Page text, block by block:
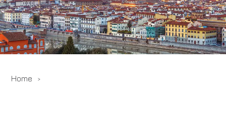
FH55 Viprogram
FH55 Experience
Contatti
Offerte
Home